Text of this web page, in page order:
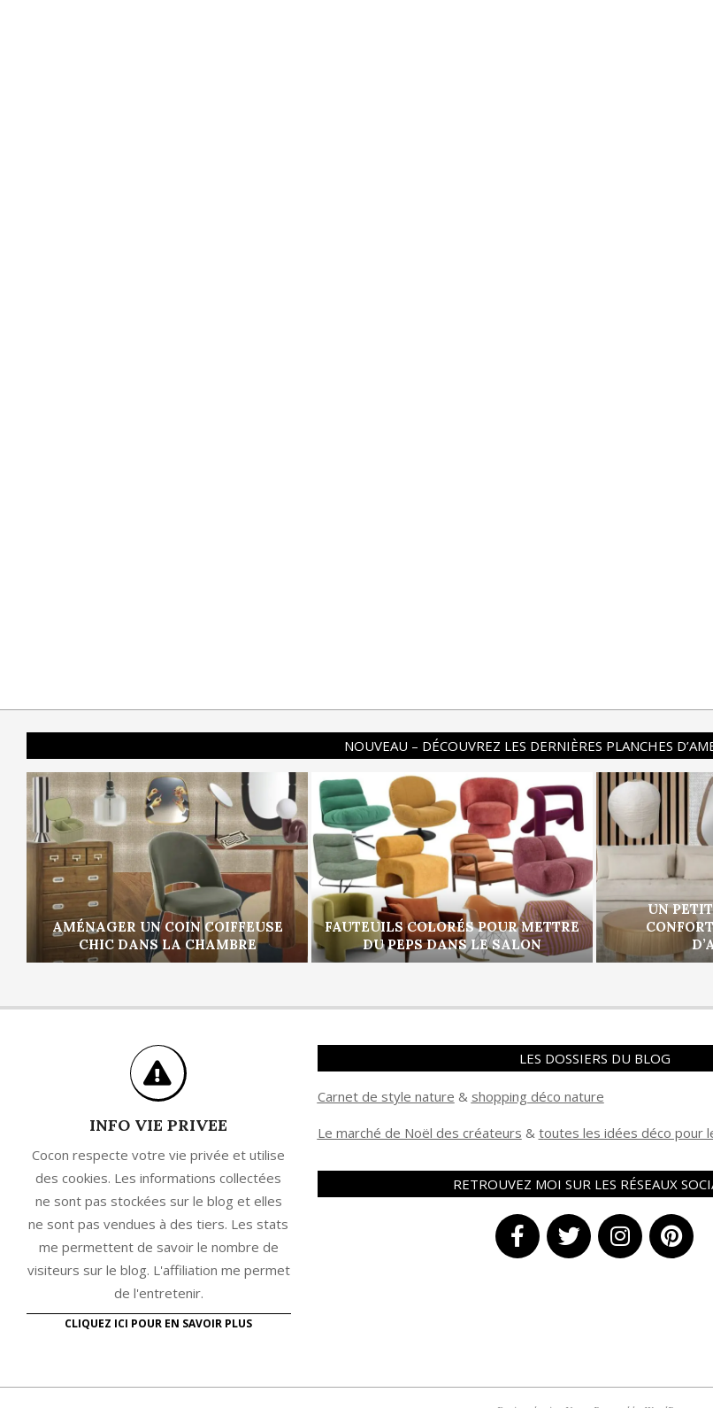
NOUVEAU – DÉCOUVREZ LES DERNIÈRES PLANCHES
AMÉNAGER UN COIN COIFFEUSE
CHIC DANS LA CHAMBRE
FAUTEUILS COLORÉS POUR METTRE
DU PEPS DANS LE SALON
UN
INFO VIE PRIVEE
Cocon respecte votre vie privée et utilise
des cookies. Les informations collectées
ne sont pas stockées sur le blog et elles
ne sont pas vendues à des tiers. Les stats
me permettent de savoir le nombre de
visiteurs sur le blog. L'affiliation me permet
de l'entretenir.
CLIQUEZ ICI POUR EN SAVOIR PLUS
LES DOSSIERS DU BLOG
Carnet de style nature & shopping déco nature
Le marché de Noël des créateurs & toutes les idées déco pour
RETROUVEZ MOI SUR LES RÉSEAUX